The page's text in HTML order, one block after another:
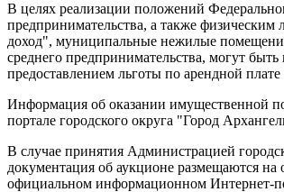
В целях реализации положений
предпринимательства, а также
доход", муниципальные нежилые
среднего предпринимательства, могут
предоставлением льготы по арендной
Информация об оказании имущественной
портале городского округа "Город
В случае принятия Администрацией
документация об аукционе размещаются
официальном информационном Интернет-